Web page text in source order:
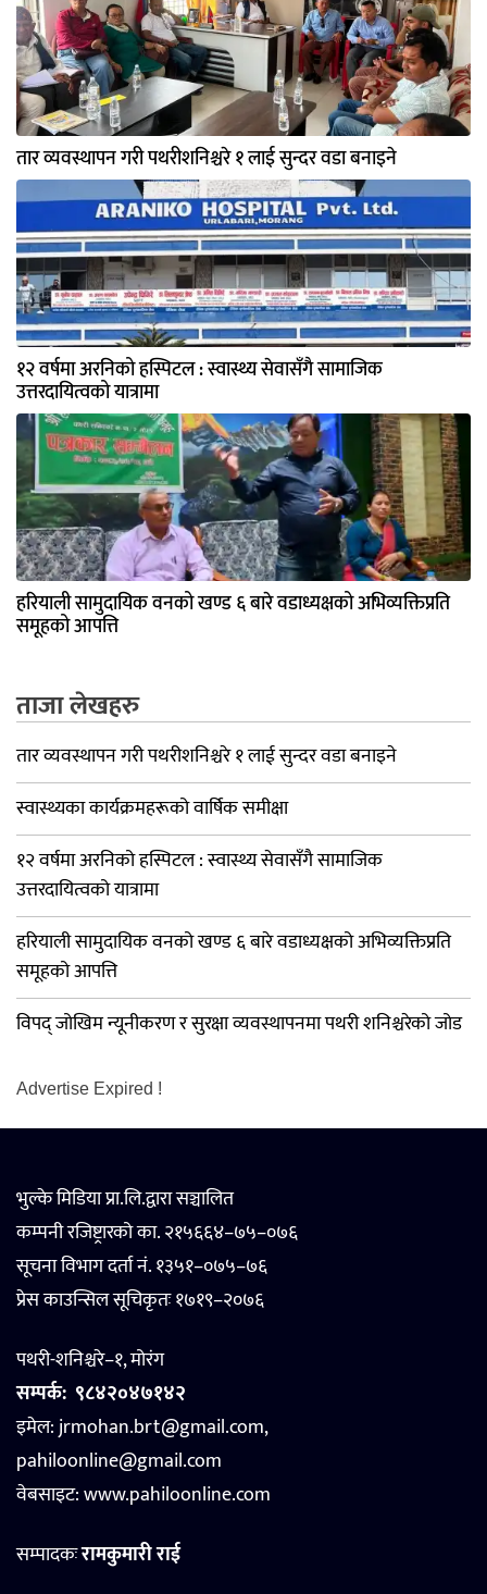
तार व्यवस्थापन गरी पथरीशनिश्चरे १ लाई सुन्दर वडा बनाइने
१२ वर्षमा अरनिको हस्पिटल : स्वास्थ्य सेवासँगै सामाजिक
उत्तरदायित्वको यात्रामा
हरियाली सामुदायिक वनको खण्ड ६ बारे वडाध्यक्षको अभिव्यक्तिप्रति
समूहको आपत्ति
ताजा लेखहरु
तार व्यवस्थापन गरी पथरीशनिश्चरे १ लाई सुन्दर वडा बनाइने
स्वास्थ्यका कार्यक्रमहरूको वार्षिक समीक्षा
१२ वर्षमा अरनिको हस्पिटल : स्वास्थ्य सेवासँगै सामाजिक
उत्तरदायित्वको यात्रामा
हरियाली सामुदायिक वनको खण्ड ६ बारे वडाध्यक्षको अभिव्यक्तिप्रति
समूहको आपत्ति
विपद् जोखिम न्यूनीकरण र सुरक्षा व्यवस्थापनमा पथरी शनिश्चरेको जोड
Advertise Expired !
भुल्के मिडिया प्रा.लि.द्वारा सञ्चालित
कम्पनी रजिष्ट्रारको का. २१५६६४–७५–०७६
सूचना विभाग दर्ता नं. १३५१–०७५–७६
प्रेस काउन्सिल सूचिकृतः १७१९–२०७६
पथरी-शनिश्चरे–१, मोरंग
सम्पर्क: ९८४२०४७१४२
इमेल: jrmohan.brt@gmail.com,
pahiloonline@gmail.com
वेबसाइट:www.pahiloonline.com
सम्पादकःरामकुमारी राई